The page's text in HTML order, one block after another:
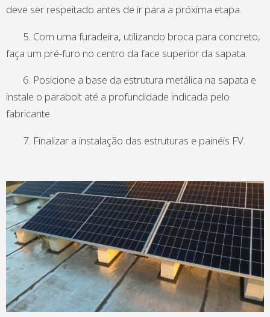
deve ser respeitado antes de ir para a próxima etapa.
5. Com uma furadeira, utilizando broca para concreto,
faça um pré-furo no centro da face superior da sapata.
6. Posicione a base da estrutura metálica na sapata e
instale o parabolt até a profundidade indicada pelo
fabricante.
7. Finalizar a instalação das estruturas e painéis FV.